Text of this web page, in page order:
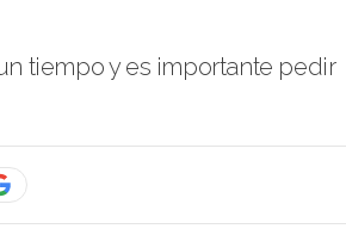
tiempo y es importante pedir